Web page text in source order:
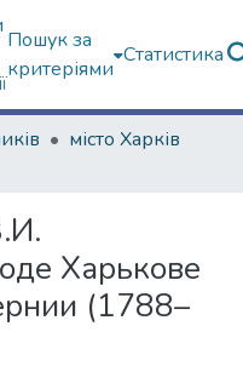
Пошук за
критеріями
Статистика
місто Харків
Харькове
(1788–